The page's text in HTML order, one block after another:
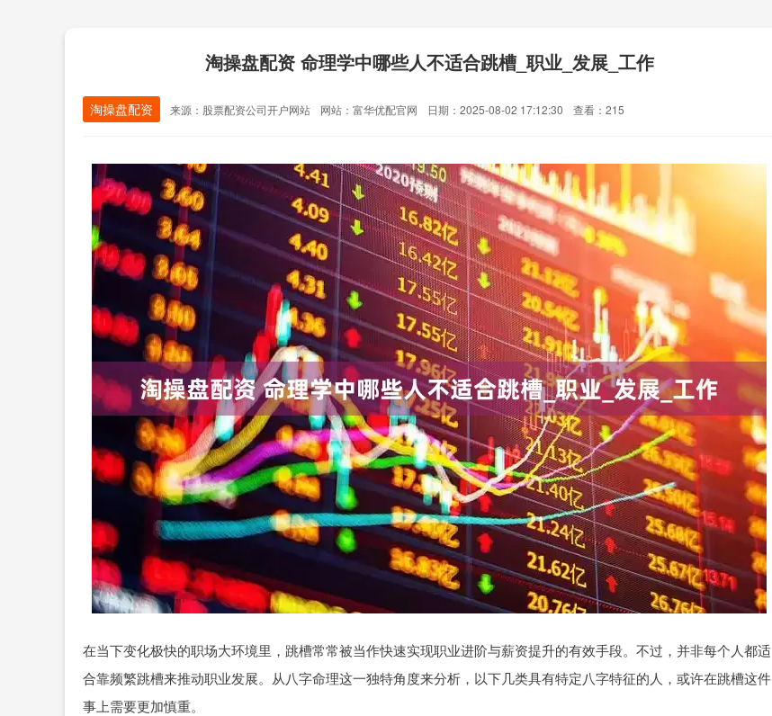
淘操盘配资 命理学中哪些人不适合跳槽_职业_发展_工作
淘操盘配资 来源：股票配资公司开户网站 网站：富华优配官网 日期：2025-08-02 17:12:30 查看：215
在当下变化极快的职场大环境里，跳槽常常被当作快速实现职业进阶与薪资提升的有效手段。不过，并非每个人都适
合靠频繁跳槽来推动职业发展。从八字命理这一独特角度来分析，以下几类具有特定八字特征的人，或许在跳槽这件
事上需要更加慎重。